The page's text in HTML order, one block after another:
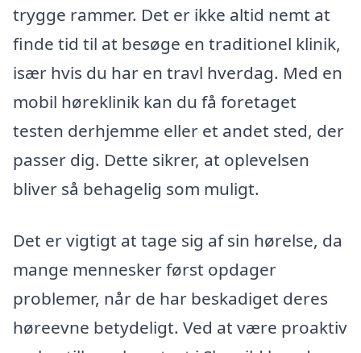
trygge rammer. Det er ikke altid nemt at
finde tid til at besøge en traditionel klinik,
især hvis du har en travl hverdag. Med en
mobil høreklinik kan du få foretaget
testen derhjemme eller et andet sted, der
passer dig. Dette sikrer, at oplevelsen
bliver så behagelig som muligt.
Det er vigtigt at tage sig af sin hørelse, da
mange mennesker først opdager
problemer, når de har beskadiget deres
høreevne betydeligt. Ved at være proaktiv